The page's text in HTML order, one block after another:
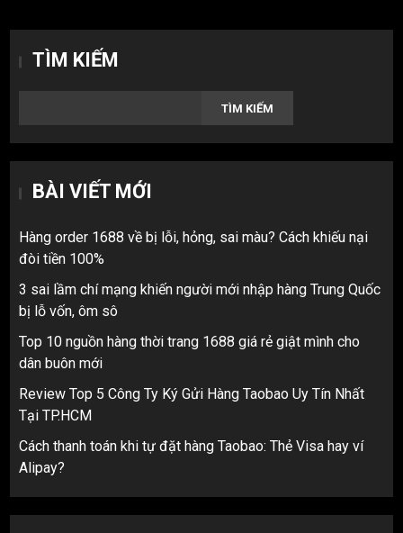
TÌM KIẾM
TÌM KIẾM
BÀI VIẾT MỚI
Hàng order 1688 về bị lỗi, hỏng, sai màu? Cách khiếu nại
đòi tiền 100%
3 sai lầm chí mạng khiến người mới nhập hàng Trung Quốc
bị lỗ vốn, ôm sô
Top 10 nguồn hàng thời trang 1688 giá rẻ giật mình cho
dân buôn mới
Review Top 5 Công Ty Ký Gửi Hàng Taobao Uy Tín Nhất
Tại TP.HCM
Cách thanh toán khi tự đặt hàng Taobao: Thẻ Visa hay ví
Alipay?